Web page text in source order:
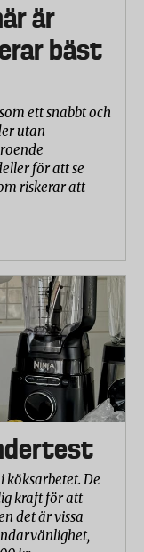
är
bäst
ett snabbt och
utan
för att se
riskerar att
köksarbetet. De
kraft för att
det är vissa